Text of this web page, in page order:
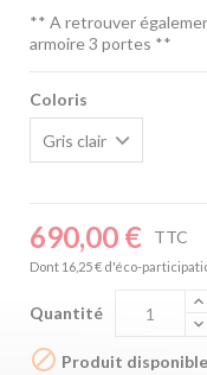
** A retrouver
armoire 3 portes **
Coloris
690,00 € TTC
Dont 16,25 € d'éco-
Quantité
 Produit